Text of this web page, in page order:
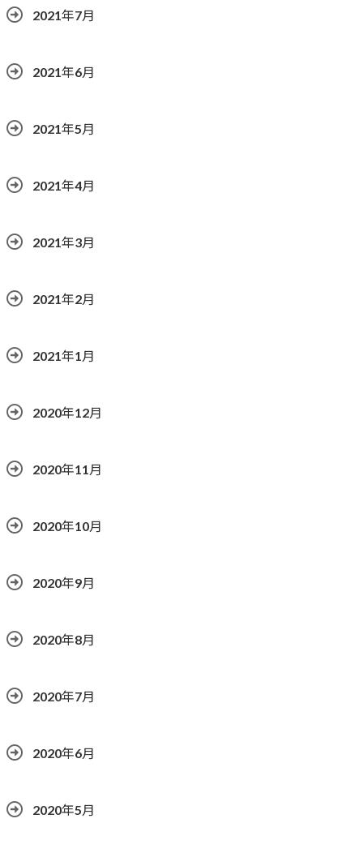
2021年7月
2021年6月
2021年5月
2021年4月
2021年3月
2021年2月
2021年1月
2020年12月
2020年11月
2020年10月
2020年9月
2020年8月
2020年7月
2020年6月
2020年5月